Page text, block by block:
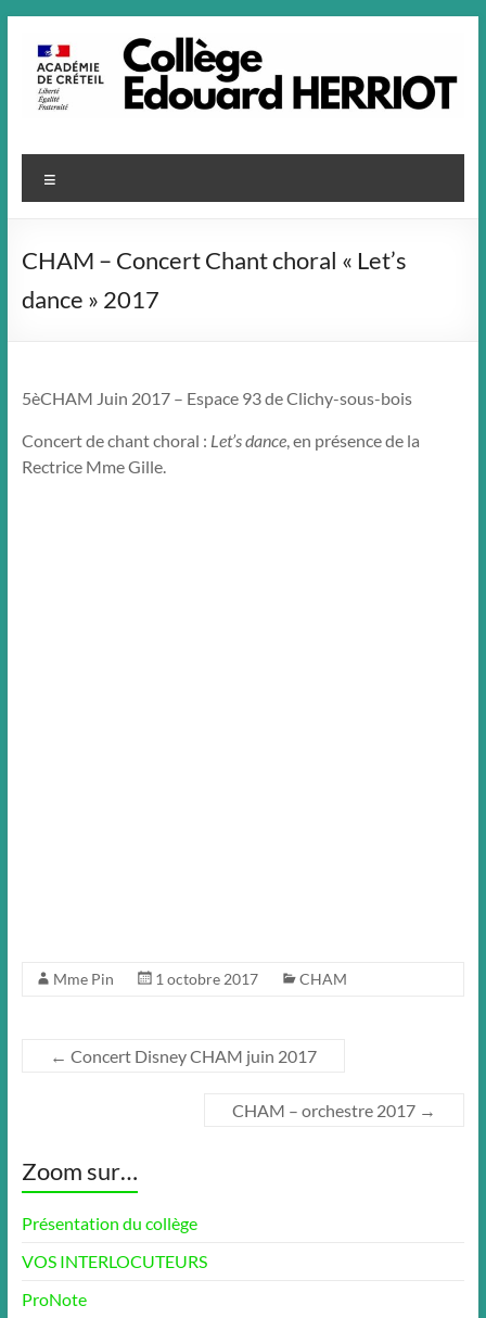
contenu
CHAM – Concert Chant choral « Let’s
dance » 2017
5èCHAM Juin 2017 – Espace 93 de Clichy-sous-bois
Concert de chant choral : Let’s dance, en présence de la
Rectrice Mme Gille.
Mme Pin 1 octobre 2017 CHAM
← Concert Disney CHAM juin 2017
CHAM – orchestre 2017 →
Zoom sur…
Présentation du collège
VOS INTERLOCUTEURS
ProNote